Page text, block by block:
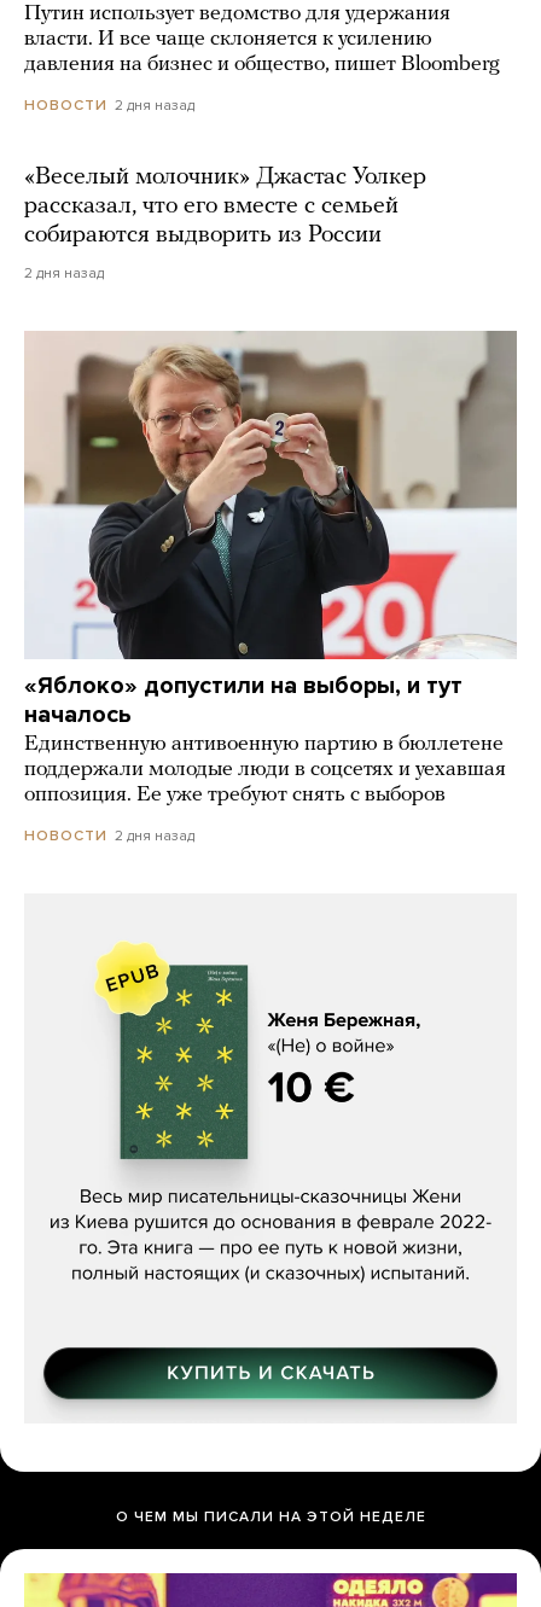
Путин использует ведомство для удержания
власти. И все чаще склоняется к усилению
давления на бизнес и общество, пишет Bloomberg
НОВОСТИ 2 дня назад
«Веселый молочник» Джастас Уолкер
рассказал, что его вместе с семьей
собираются выдворить из России
2 дня назад
«Яблоко» допустили на выборы, и тут
началось
Единственную антивоенную партию в бюллетене
поддержали молодые люди в соцсетях и уехавшая
оппозиция. Ее уже требуют снять с выборов
НОВОСТИ 2 дня назад
Женя Бережная, «(Не) о войне»
О ЧЕМ МЫ ПИСАЛИ НА ЭТОЙ НЕДЕЛЕ